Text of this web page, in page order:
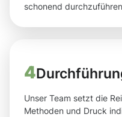
schonend
4
Unser Team setzt die
Methoden und Druck